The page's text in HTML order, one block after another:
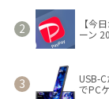
【今
ーン
USB-
でPC